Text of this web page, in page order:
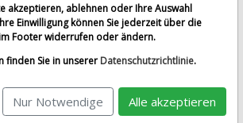
Euro)
Euro)
Euro)
akzeptieren, ablehnen oder Ihre Auswahl
Einwilligung können Sie jederzeit über die
Footer widerrufen oder ändern.
finden Sie in unserer Datenschutzrichtlinie.
Nur Notwendige Alle akzeptieren